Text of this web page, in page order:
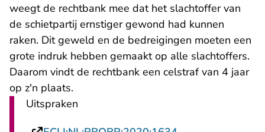
weegt de rechtbank mee dat het slachtoffer van
de schietpartij ernstiger gewond had kunnen
raken. Dit geweld en de bedreigingen moeten een
grote indruk hebben gemaakt op alle slachtoffers.
Daarom vindt de rechtbank een celstraf van 4 jaar
op z'n plaats.
Uitspraken